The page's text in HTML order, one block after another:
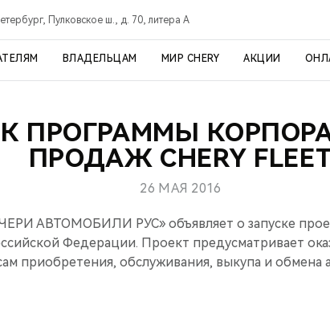
Пулковское ш., д. 70, литера А
ВЛАДЕЛЬЦАМ МИР CHERY АКЦИИ
ПРОГРАММЫ
ПРОДАЖ CHERY
26 МАЯ 2016
АВТОМОБИЛИ РУС» объявляет о запуске
Федерации. Проект предусматривает
приобретения, обслуживания, выкупа и обмена